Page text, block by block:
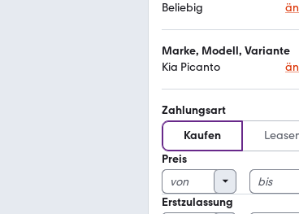
Beliebig
Marke, Modell, Variante
Kia Picanto
Zahlungsart
Kaufen
Preis
Erstzulassung